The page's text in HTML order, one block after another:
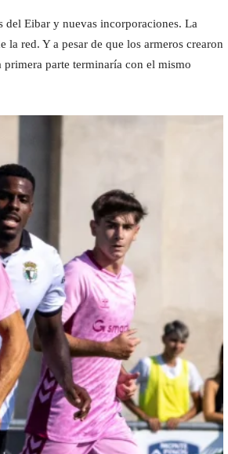
del Eibar y nuevas incorporaciones. La
red. Y a pesar de que los armeros crearon
parte terminaría con el mismo